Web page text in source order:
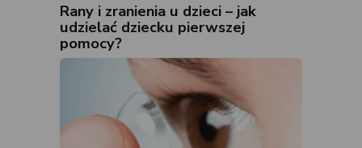
Rany i zranienia u dzieci – jak
udzielać dziecku pierwszej
pomocy?